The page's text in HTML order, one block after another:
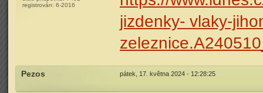
registrován: 6-2016
jizdenky- vlaky-
Pezos pátek, 17. května 2024 - 12:28:25